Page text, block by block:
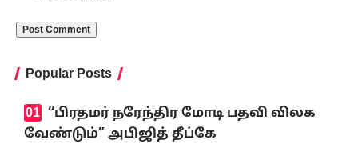
Popular Posts
‘‘பிரதமர் நரேந்திர மோடி பதவி விலக
வேண்டும்” அபிஜித் தீப்கே